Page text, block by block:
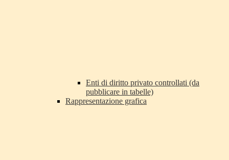
Enti di diritto privato controllati (da
pubblicare in tabelle)
Rappresentazione grafica